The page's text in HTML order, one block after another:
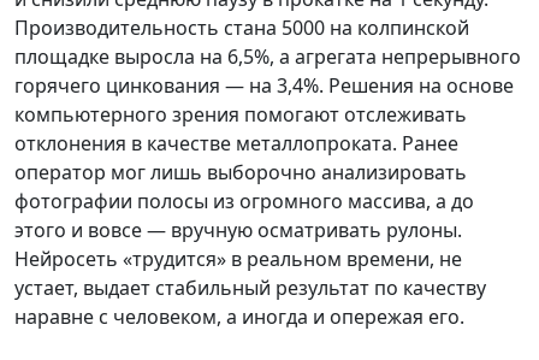
Производительность стана 5000 на колпинской
площадке выросла на 6,5%, а агрегата непрерывного
горячего цинкования — на 3,4%. Решения на основе
компьютерного зрения помогают отслеживать
отклонения в качестве металлопроката. Ранее
оператор мог лишь выборочно анализировать
фотографии полосы из огромного массива, а до
этого и вовсе — вручную осматривать рулоны.
Нейросеть «трудится» в реальном времени, не
устает, выдает стабильный результат по качеству
наравне с человеком, а иногда и опережая его.